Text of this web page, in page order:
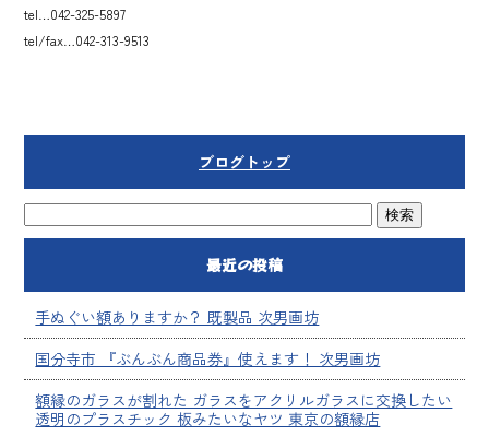
tel…042-325-5897
tel/fax…042-313-9513
ブログトップ
最近の投稿
手ぬぐい額ありますか？ 既製品 次男画坊
国分寺市 『ぶんぶん商品券』使えます！ 次男画坊
額縁のガラスが割れた ガラスをアクリルガラスに交換したい
透明のプラスチック 板みたいなヤツ 東京の額縁店